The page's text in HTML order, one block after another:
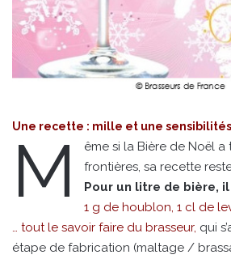
Une recette : mille et une sensibilités
M
ême si la Bière de Noël a
frontières, sa recette
Pour un litre de bière,
1 g de houblon, 1 cl de
… tout le savoir faire du brasseur, qui
étape de fabrication (maltage /